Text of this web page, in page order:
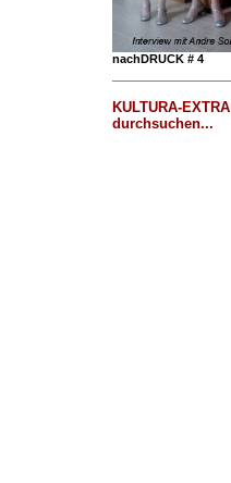
nachDRUCK # 4
KULTURA-EXTRA
durchsuchen...